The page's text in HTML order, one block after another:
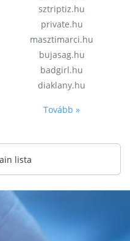
sztriptiz.hu
private.hu
masztimarci.hu
bujasag.hu
badgirl.hu
diaklany.hu
Tovább »
lista